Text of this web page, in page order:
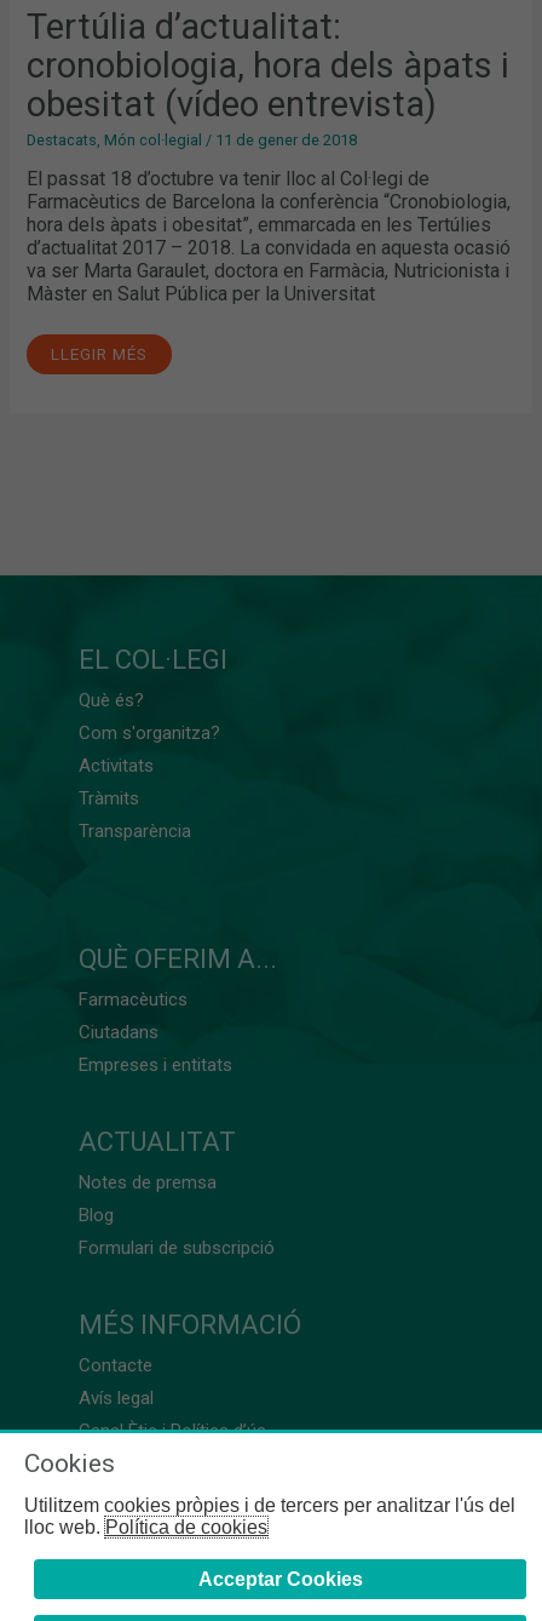
Tertúlia d’actualitat:
cronobiologia, hora dels àpats i
obesitat (vídeo entrevista)
Destacats, Món col·legial / 11 de gener de 2018
El passat 18 d’octubre va tenir lloc al Col·legi de
Farmacèutics de Barcelona la conferència “Cronobiologia,
hora dels àpats i obesitat”, emmarcada en les Tertúlies
d’actualitat 2017 – 2018. La convidada en aquesta ocasió
va ser Marta Garaulet, doctora en Farmàcia, Nutricionista i
Màster en Salut Pública per la Universitat
(VÍDEO
ENTREVISTA)
LLEGIR MÉS
EL COL·LEGI
Què és?
Com s'organitza?
Activitats
Tràmits
Transparència
QUÈ OFERIM A...
Farmacèutics
Ciutadans
Empreses i entitats
ACTUALITAT
Notes de premsa
Blog
Formulari de subscripció
MÉS INFORMACIÓ
Contacte
Avís legal
Canal Ètic i Política d’ús
Cookies
Utilitzem cookies pròpies i de tercers per analitzar l'ús del
lloc web.Política de cookies
Acceptar Cookies